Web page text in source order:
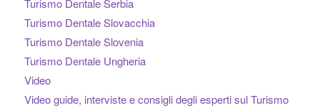
Turismo Dentale Serbia
Turismo Dentale Slovacchia
Turismo Dentale Slovenia
Turismo Dentale Ungheria
Video
Video guide, interviste e consigli degli esperti sul Turismo